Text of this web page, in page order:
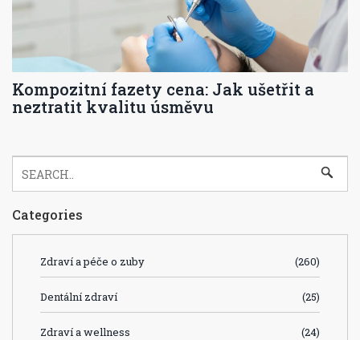
Kompozitní fazety cena: Jak ušetřit a
neztratit kvalitu úsměvu
Categories
Zdraví a péče o zuby (260)
Dentální zdraví (25)
Zdraví a wellness (24)